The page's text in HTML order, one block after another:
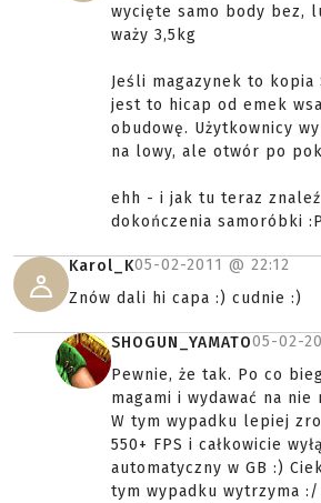
wycięte samo body bez,
waży 3,5kg
Jeśli magazynek to kopia
jest to hicap od emek
obudowę. Użytkownicy
na lowy, ale otwór po
ehh - i jak tu teraz
dokończenia samoróbki :P
Karol_K05-02-2011 @ 22:12
Znów dali hi capa :) cudnie :)
SHOGUN_YAMATO05-02-
Pewnie, że tak. Po co
magami i wydawać na
W tym wypadku lepiej
550+ FPS i całkowicie
automatyczny w GB :)
tym wypadku wytrzyma